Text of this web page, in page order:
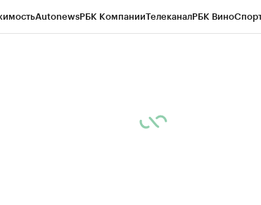
AutonewsРБК КомпанииТелеканалРБК Вино